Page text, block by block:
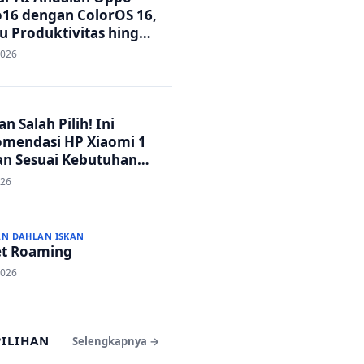
dengan ColorOS 16,
Produktivitas hingga
Lebih Praktis
Salah Pilih! Ini
HP Xiaomi 1
Sesuai Kebutuhan
DAHLAN ISKAN
Roaming
Selengkapnya →